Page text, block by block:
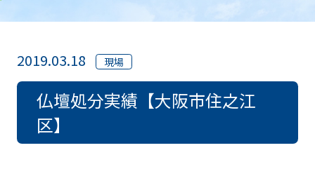
2019.03.18 現場
仏壇処分実績【大阪市住之江
区】